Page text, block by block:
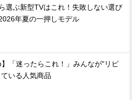
選ぶ新型TVはこれ！失敗しない選び
年夏の一押しモデル
】「迷ったらこれ！」みんなが"リピ
いる人気商品